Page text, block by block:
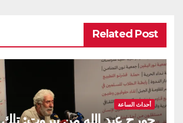
Related Post
أحداث الساعة
جورج عبد الله من بيروت: تلك